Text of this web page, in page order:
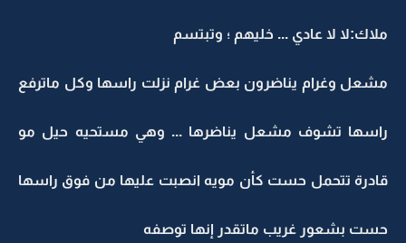
ملاك:لا لا عادي ... خليهم ؛ وتبتسم
مشعل وغرام يناضرون بعض غرام نزلت راسها وكل ماترفع
راسها تشوف مشعل يناضرها ... وهي مستحيه حيل مو
قادرة تتحمل حست كأن مويه انصبت عليها من فوق راسها
حست بشعور غريب ماتقدر إنها توصفه